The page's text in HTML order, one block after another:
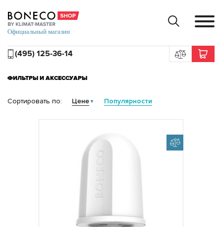
(495) 125-36-14
ФИЛЬТРЫ И АКСЕССУАРЫ
Сортировать по: Цене Популярности